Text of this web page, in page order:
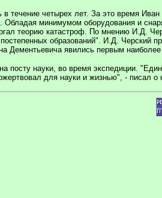
течение четырех лет. За это время
Обладая минимумом оборудования и
теорию катастроф. По мнению И.Д.
образований". И.Д. Черский
Дементьевича явились первым
посту науки, во время экспедиции.
для науки и жизнью", - писал